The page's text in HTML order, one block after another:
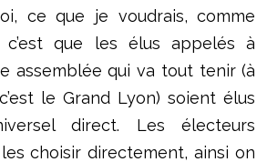
ce que je voudrais, comme
que les élus appelés à
assemblée qui va tout tenir (à
le Grand Lyon) soient élus
direct. Les électeurs
choisir directement, ainsi on